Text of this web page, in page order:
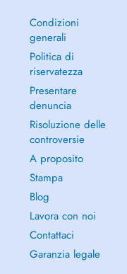
Condizioni
generali
Politica di
riservatezza
Presentare
denuncia
Risoluzione delle
controversie
A proposito
Stampa
Blog
Lavora con noi
Contattaci
Garanzia legale